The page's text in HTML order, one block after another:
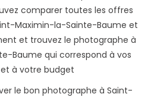
comparer toutes les offres
Maximin-la-Sainte-Baume et
et trouvez le photographe à
Baume qui correspond à vos
à votre budget
le bon photographe à Saint-